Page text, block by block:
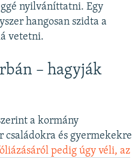
nyilváníttatni. Egy
hangosan szidta a
vetetni.
– hagyják
a kormány
családokra és gyermekekre
pedig úgy véli, az